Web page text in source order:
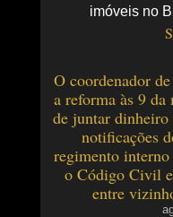
imóveis no
O coordenador
a reforma às 9 da
de juntar dinheiro
notificações
regimento
o Código Civil
entre